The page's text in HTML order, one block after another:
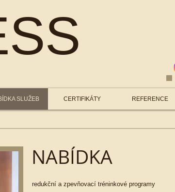
SLUŽEB CERTIFIKÁTY REFERENCE
NABÍDKA
redukční a zpevňovací tréninkové programy